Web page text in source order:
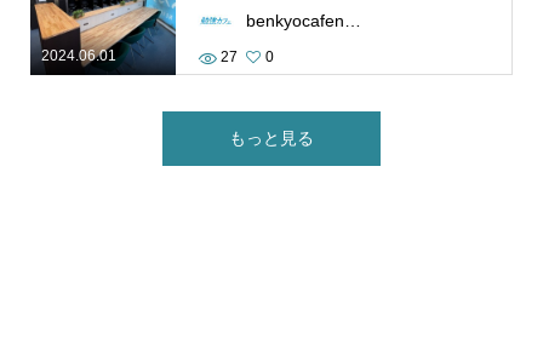
2024.06.01 27 0
もっと見る